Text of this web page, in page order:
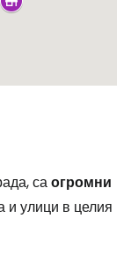
саогромни
и улици в целия